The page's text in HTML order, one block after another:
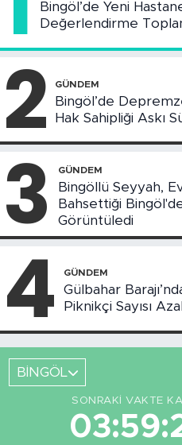
Bingöl’de Yeni
Değerlendirme
2 GÜNDEM
Bingöl’de
Hak Sahipliği Askı
3 GÜNDEM
Bingöllü Seyyah,
Bahsettiği
Görüntüledi
4 GÜNDEM
Gülbahar
Piknikçi Sayısı
BİNGÖL
SONRAKI VAKTE